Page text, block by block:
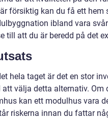
försiktig kan du få ett hem
ibland vara
till att du är beredd på det
hela taget är det en stor
att välja detta alternativ.
kan ett modulhus vara
riskerna innan du fattar